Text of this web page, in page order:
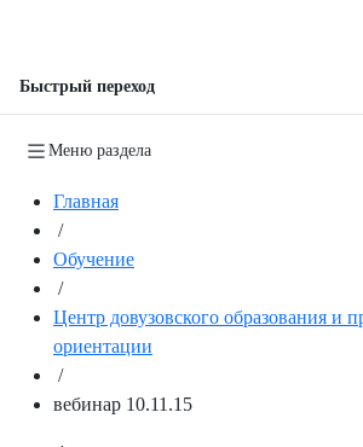
Быстрый переход
Меню раздела
Главная
/
Обучение
/
Центр довузовского образования и
ориентации
/
вебинар 10.11.15